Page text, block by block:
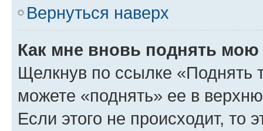
Вернуться наверх
Как мне вновь поднять мою
Щелкнув по ссылке «Поднять
можете «поднять» ее в
Если этого не происходит, то